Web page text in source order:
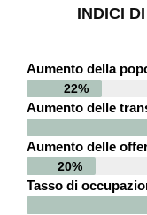
INDICI
Aumento della
22%
Aumento delle
Aumento delle
20%
Tasso di